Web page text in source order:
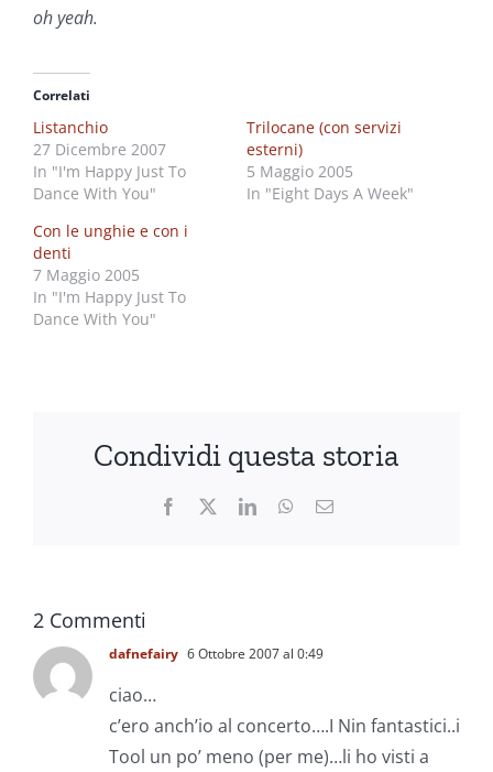
oh yeah.
Correlati
Listanchio
27 Dicembre 2007
In "I'm Happy Just To
Dance With You"
Trilocane (con servizi
esterni)
5 Maggio 2005
In "Eight Days A Week"
Con le unghie e con i
denti
7 Maggio 2005
In "I'm Happy Just To
Dance With You"
Condividi questa storia
Facebook LinkedInWhatsApp
Email
2 Commenti
dafnefairy 6 Ottobre 2007 al 0:49
ciao…
c’ero anch’io al concerto….I Nin fantastici..i
Tool un po’ meno (per me)…li ho visti a